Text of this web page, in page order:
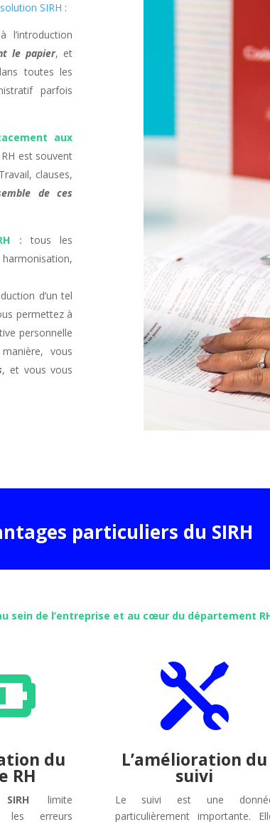
solution SIRH :
l’introduction
le papier, et
toutes les
parfois
aux
est souvent
clauses,
de ces
: tous les
d’un tel
permettez à
personnelle
vous
, et vous vous
particuliers du SIRH
sein de l’entreprise et au cœur du département
du
RH
limite
les erreurs

L’amélioration du
suivi
Le suivi est une
particulièrement importante.